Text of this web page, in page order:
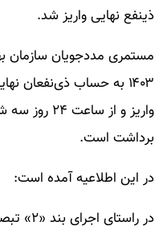
ذینفع نهایی واریز شد.
مستمری مددجویان سازمان
۱۴۰۳ به حساب ذی‌نفعان
برداشت است.
در این اطلاعیه آمده است: